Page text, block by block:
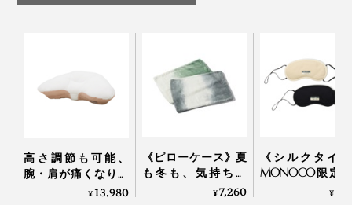
『スーパーZERO』で編むことで、糸と糸の間に、パイ
り空気を含んで、「ふっくら立ち上がるパイル」を実現
しました。
高さ調節も可能、
腕・肩が痛くなりに
くい「横向き寝 専用
¥13,980
《ピローケース》夏
も冬も、気持ちい
い！綿毛布の自然な
¥7,260
《シルクタイ
MONOCO限定
働きすぎの目は
¥